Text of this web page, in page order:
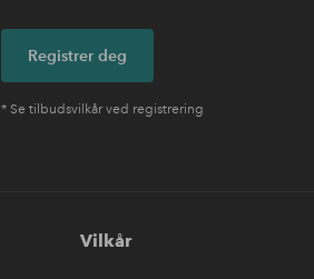
Registrer deg
* Se tilbudsvilkår ved registrering
Vilkår